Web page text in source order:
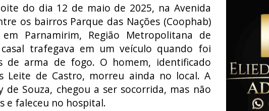
do dia 12 de maio de 2025, na Avenida
os bairros Parque das Nações (Coophab)
Parnamirim, Região Metropolitana de
trafegava em um veículo quando foi
de arma de fogo. O homem, identificado
Leite de Castro, morreu ainda no local. A
de Souza, chegou a ser socorrida, mas não
e faleceu no hospital.